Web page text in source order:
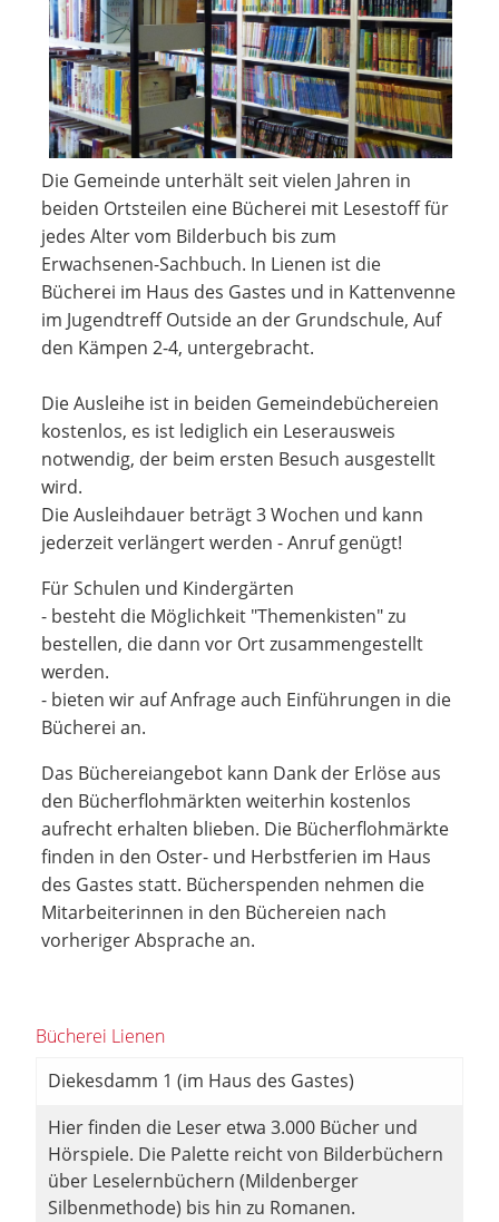
Die Gemeinde unterhält seit vielen Jahren in
beiden Ortsteilen eine Bücherei mit Lesestoff für
jedes Alter vom Bilderbuch bis zum
Erwachsenen-Sachbuch. In Lienen ist die
Bücherei im Haus des Gastes und in Kattenvenne
im Jugendtreff Outside an der Grundschule, Auf
den Kämpen 2-4, untergebracht.
Die Ausleihe ist in beiden Gemeindebüchereien
kostenlos, es ist lediglich ein Leserausweis
notwendig, der beim ersten Besuch ausgestellt
wird.
Die Ausleihdauer beträgt 3 Wochen und kann
jederzeit verlängert werden - Anruf genügt!
Für Schulen und Kindergärten
- besteht die Möglichkeit "Themenkisten" zu
bestellen, die dann vor Ort zusammengestellt
werden.
- bieten wir auf Anfrage auch Einführungen in die
Bücherei an.
Das Büchereiangebot kann Dank der Erlöse aus
den Bücherflohmärkten weiterhin kostenlos
aufrecht erhalten blieben. Die Bücherflohmärkte
finden in den Oster- und Herbstferien im Haus
des Gastes statt. Bücherspenden nehmen die
Mitarbeiterinnen in den Büchereien nach
vorheriger Absprache an.
Bücherei Lienen
Diekesdamm 1 (im Haus des Gastes)
Hier finden die Leser etwa 3.000 Bücher und
Hörspiele. Die Palette reicht von Bilderbüchern
über Leselernbüchern (Mildenberger
Silbenmethode) bis hin zu Romanen.